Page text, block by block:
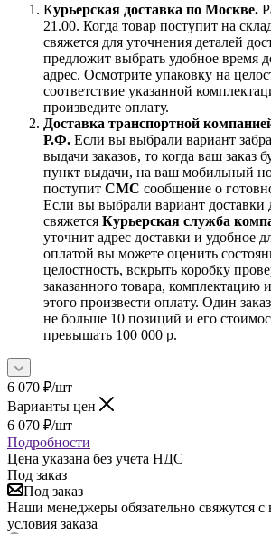
Курьерская доставка по Москве.
21.00. Когда товар поступит на
свяжется для уточнения деталей
предложит выбрать удобное время
адрес. Осмотрите упаковку на
соответствие указанной
произведите оплату.
Доставка транспортной
Р.Ф. Если вы выбрали вариант
выдачи заказов, то когда ваш заказ
пункт выдачи, на ваш мобильный
поступит СМС сообщение о
Если вы выбрали вариант доставки
свяжется Курьерская служба
уточнит адрес доставки и удобное
оплатой вы можете оценить
целостность, вскрыть коробку
заказанного товара, комплектацию
этого произвести оплату. Один
не больше 10 позиций и его
превышать 100 000 р.
6 070 ₽/шт
Варианты цен
6 070 ₽/шт
Подробности
Цена указана без учета НДС
Под заказ
Под заказ
Наши менеджеры обязательно свяжутся с
условия заказа